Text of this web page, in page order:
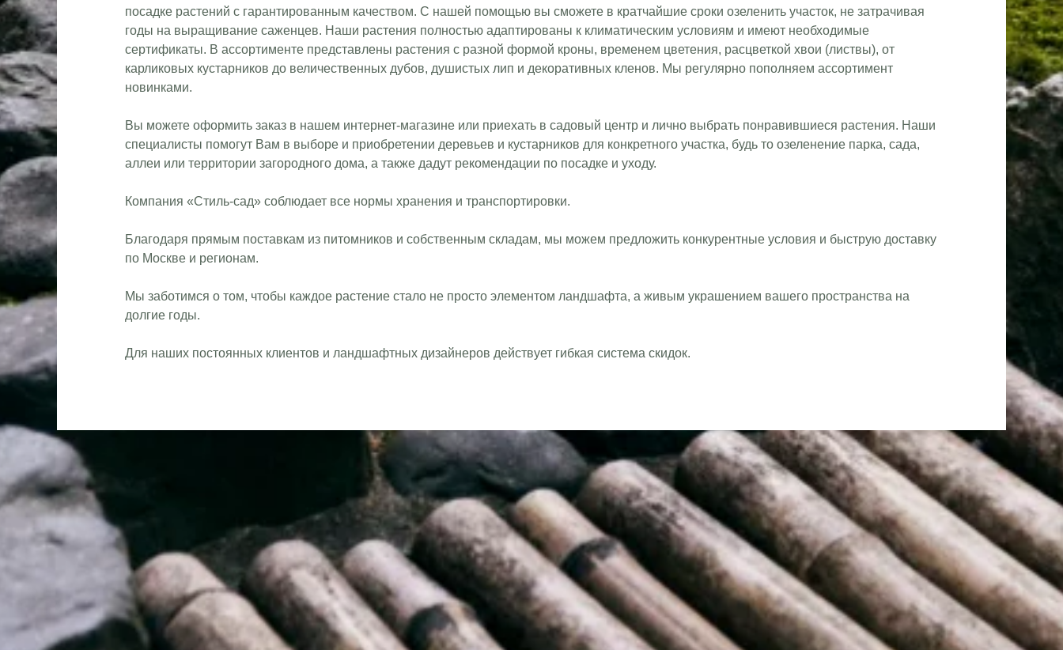
посадке растений с гарантированным качеством. С нашей помощью вы сможете в кратчайшие сроки озеленить участок, не затрачивая
годы на выращивание саженцев. Наши растения полностью адаптированы к климатическим условиям и имеют необходимые
сертификаты. В ассортименте представлены растения с разной формой кроны, временем цветения, расцветкой хвои (листвы), от
карликовых кустарников до величественных дубов, душистых лип и декоративных кленов. Мы регулярно пополняем ассортимент
новинками.
Вы можете оформить заказ в нашем интернет-магазине или приехать в садовый центр и лично выбрать понравившиеся растения. Наши
специалисты помогут Вам в выборе и приобретении деревьев и кустарников для конкретного участка, будь то озеленение парка, сада,
аллеи или территории загородного дома, а также дадут рекомендации по посадке и уходу.
Компания «Стиль-сад» соблюдает все нормы хранения и транспортировки.
Благодаря прямым поставкам из питомников и собственным складам, мы можем предложить конкурентные условия и быструю доставку
по Москве и регионам.
Мы заботимся о том, чтобы каждое растение стало не просто элементом ландшафта, а живым украшением вашего пространства на
долгие годы.
Для наших постоянных клиентов и ландшафтных дизайнеров действует гибкая система скидок.